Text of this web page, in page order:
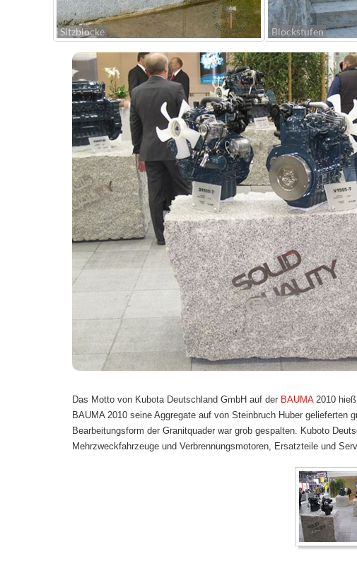
Sitzblöcke Blockstufen
Das Motto von Kubota Deutschland GmbH auf der BAUMA2010 hieß
BAUMA 2010 seine Aggregate auf von Steinbruch Huber gelieferten
Bearbeitungsform der Granitquader war grob gespalten. Kuboto
Mehrzweckfahrzeuge und Verbrennungsmotoren, Ersatzteile und